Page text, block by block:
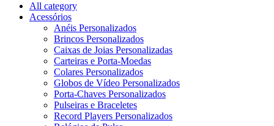
All category
Acessórios
Anéis Personalizados
Brincos Personalizados
Caixas de Joias Personalizadas
Carteiras e Porta-Moedas
Colares Personalizados
Globos de Vídeo Personalizados
Porta-Chaves Personalizados
Pulseiras e Braceletes
Record Players Personalizados